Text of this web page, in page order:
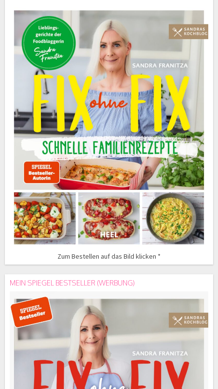
Zum Bestellen auf das Bild klicken *
MEIN SPIEGEL BESTSELLER (WERBUNG)